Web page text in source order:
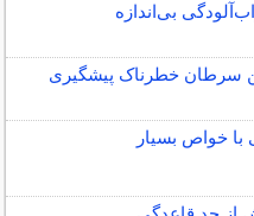
بی‌اندازه
سرطان خطرناک پیشگیری
با خواص بسیار